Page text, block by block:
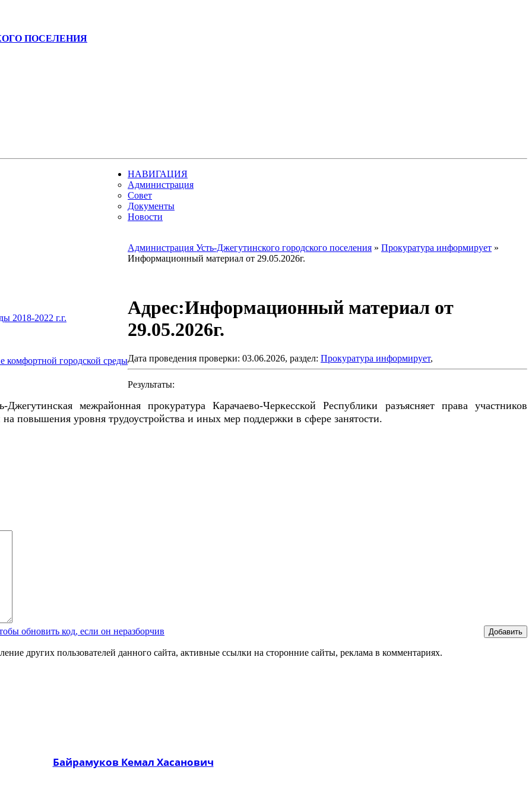
ПОСЕЛЕНИЯ
2018-2022 г.г.
комфортной городской среды
НАВИГАЦИЯ
Администрация
Совет
Документы
Новости
Администрация Усть-Джегутинского городского поселения » Прокуратура информирует »
Информационный материал от 29.05.2026г.
Адрес:Информационный материал от
29.05.2026г.
Дата проведения проверки: 03.06.2026, раздел: Прокуратура информирует,
Результаты:
межрайонная прокуратура Карачаево-Черкесской Республики разъясняет права участников
повышения уровня трудоустройства и иных мер поддержки в сфере занятости.
Добавить
других пользователей данного сайта, активные ссылки на сторонние сайты, реклама в комментариях.
Байрамуков Кемал Хасанович